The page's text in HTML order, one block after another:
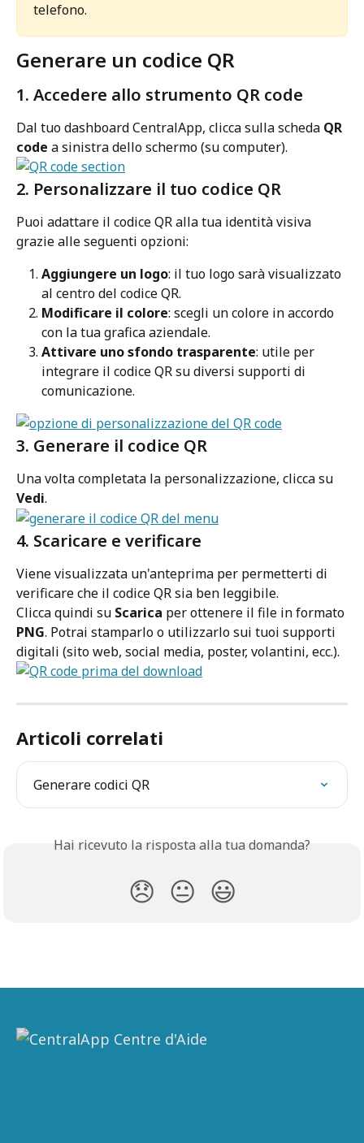
telefono.
Generare un codice QR
1. Accedere allo strumento QR code
Dal tuo dashboard CentralApp, clicca sulla scheda QR
code a sinistra dello schermo (su computer).
2. Personalizzare il tuo codice QR
Puoi adattare il codice QR alla tua identità visiva
grazie alle seguenti opzioni:
Aggiungere un logo: il tuo logo sarà visualizzato
al centro del codice QR.
Modificare il colore: scegli un colore in accordo
con la tua grafica aziendale.
Attivare uno sfondo trasparente: utile per
integrare il codice QR su diversi supporti di
comunicazione.
3. Generare il codice QR
Una volta completata la personalizzazione, clicca su
Vedi.
4. Scaricare e verificare
Viene visualizzata un'anteprima per permetterti di
verificare che il codice QR sia ben leggibile.
Clicca quindi su Scarica per ottenere il file in formato
PNG. Potrai stamparlo o utilizzarlo sui tuoi supporti
digitali (sito web, social media, poster, volantini, ecc.).
Articoli correlati
Generare codici QR
Hai ricevuto la risposta alla tua domanda?
😞 😐 😃